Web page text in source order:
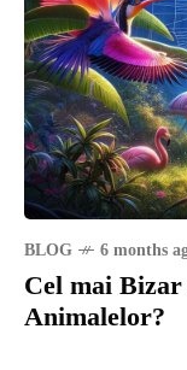
BLOG 6 months
Cel mai
Animalelor?